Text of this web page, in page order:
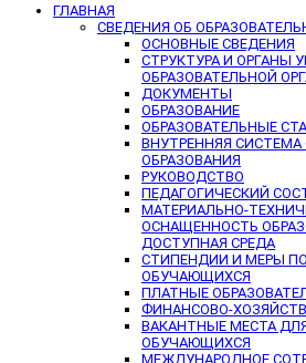
ГЛАВНАЯ
СВЕДЕНИЯ ОБ
ОСНОВНЫЕ СВЕДЕНИЯ
СТРУКТУРА И ОРГАНЫ
ОБРАЗОВАТЕЛЬНОЙ
ДОКУМЕНТЫ
ОБРАЗОВАНИЕ
ОБРАЗОВАТЕЛЬНЫЕ
ВНУТРЕННЯЯ СИСТЕМА
ОБРАЗОВАНИЯ
РУКОВОДСТВО
ПЕДАГОГИЧЕСКИЙ
МАТЕРИАЛЬНО-
ОСНАЩЕННОСТЬ
ДОСТУПНАЯ СРЕДА
СТИПЕНДИИ И МЕРЫ
ОБУЧАЮЩИХСЯ
ПЛАТНЫЕ
ФИНАНСОВО-
ВАКАНТНЫЕ МЕСТА
ОБУЧАЮЩИХСЯ
МЕЖДУНАРОДНОЕ